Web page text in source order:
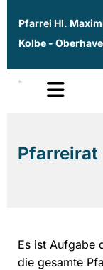
Pfarrei Hl.
Kolbe -
Pfarreirat
Es ist Aufgabe
die gesamte